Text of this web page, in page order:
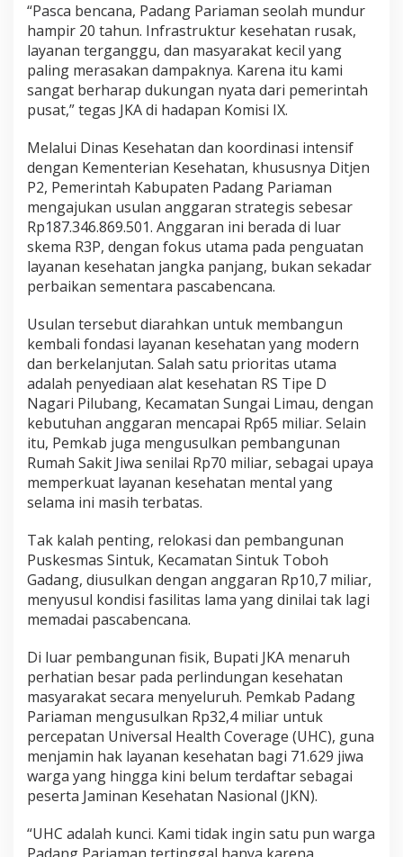
a
s
c
a
b
e
n
a
n
a
“Pasca bencana, Padang Pariaman seolah mundur
hampir 20 tahun. Infrastruktur kesehatan rusak,
layanan terganggu, dan masyarakat kecil yang
paling merasakan dampaknya. Karena itu kami
sangat berharap dukungan nyata dari pemerintah
pusat,” tegas JKA di hadapan Komisi IX.
Melalui Dinas Kesehatan dan koordinasi intensif
dengan Kementerian Kesehatan, khususnya Ditjen
P2, Pemerintah Kabupaten Padang Pariaman
mengajukan usulan anggaran strategis sebesar
Rp187.346.869.501. Anggaran ini berada di luar
skema R3P, dengan fokus utama pada penguatan
layanan kesehatan jangka panjang, bukan sekadar
perbaikan sementara pascabencana.
Usulan tersebut diarahkan untuk membangun
kembali fondasi layanan kesehatan yang modern
dan berkelanjutan. Salah satu prioritas utama
adalah penyediaan alat kesehatan RS Tipe D
Nagari Pilubang, Kecamatan Sungai Limau, dengan
kebutuhan anggaran mencapai Rp65 miliar. Selain
itu, Pemkab juga mengusulkan pembangunan
Rumah Sakit Jiwa senilai Rp70 miliar, sebagai upaya
memperkuat layanan kesehatan mental yang
selama ini masih terbatas.
Tak kalah penting, relokasi dan pembangunan
Puskesmas Sintuk, Kecamatan Sintuk Toboh
Gadang, diusulkan dengan anggaran Rp10,7 miliar,
menyusul kondisi fasilitas lama yang dinilai tak lagi
memadai pascabencana.
Di luar pembangunan fisik, Bupati JKA menaruh
perhatian besar pada perlindungan kesehatan
masyarakat secara menyeluruh. Pemkab Padang
Pariaman mengusulkan Rp32,4 miliar untuk
percepatan Universal Health Coverage (UHC), guna
menjamin hak layanan kesehatan bagi 71.629 jiwa
warga yang hingga kini belum terdaftar sebagai
peserta Jaminan Kesehatan Nasional (JKN).
“UHC adalah kunci. Kami tidak ingin satu pun warga